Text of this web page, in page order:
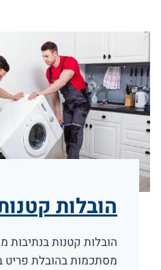
הובלות
הובלות קטנות בנתיבות
מסתכמות בהובלת פריט